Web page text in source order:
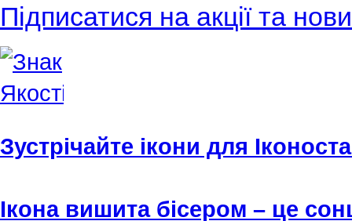
Підписатися на акції та
Зустрічайте ікони для
Ікона вишита бісером – це